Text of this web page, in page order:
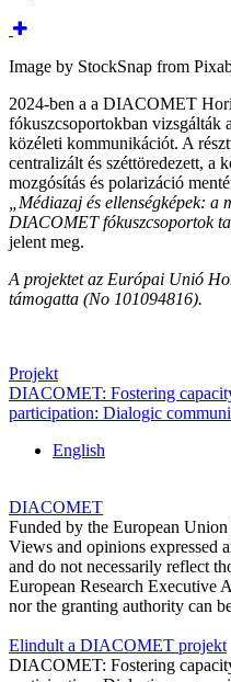
Image by StockSnap from
2024-ben a a DIACOMET
fókuszcsoportokban vizsgálták
közéleti kommunikációt. A
centralizált és széttöredezett, a
mozgósítás és polarizáció
„Médiazaj és ellenségképek:
DIACOMET fókuszcsoportok
jelent meg.
A projektet az Európai Unió
támogatta (No 101094816).
Projekt
DIACOMET: Fostering
participation: Dialogic
English
DIACOMET
Funded by the European
Views and opinions expressed
and do not necessarily reflect
European Research Executive
nor the granting authority can
Elindult a DIACOMET projekt
DIACOMET: Fostering